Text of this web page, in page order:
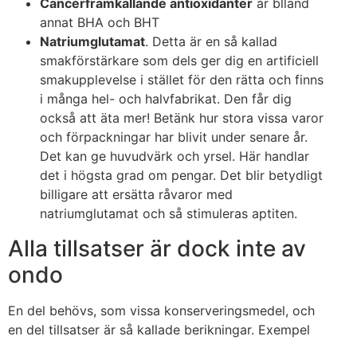
Cancerframkallande antioxidanter är blland
annat BHA och BHT
Natriumglutamat. Detta är en så kallad
smakförstärkare som dels ger dig en artificiell
smakupplevelse i stället för den rätta och finns
i många hel- och halvfabrikat. Den får dig
också att äta mer! Betänk hur stora vissa varor
och förpackningar har blivit under senare år.
Det kan ge huvudvärk och yrsel. Här handlar
det i högsta grad om pengar. Det blir betydligt
billigare att ersätta råvaror med
natriumglutamat och så stimuleras aptiten.
Alla tillsatser är dock inte av
ondo
En del behövs, som vissa konserveringsmedel, och
en del tillsatser är så kallade berikningar. Exempel